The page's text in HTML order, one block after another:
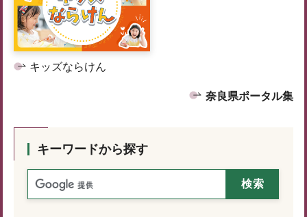
キッズならけん
奈良県ポータル集
キーワードから探す